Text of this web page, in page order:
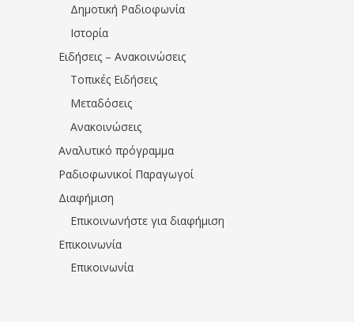
Δημοτική Ραδιοφωνία
Ιστορία
Ειδήσεις – Ανακοινώσεις
Τοπικές Ειδήσεις
Μεταδόσεις
Ανακοινώσεις
Αναλυτικό πρόγραμμα
Ραδιοφωνικοί Παραγωγοί
Διαφήμιση
Επικοινωνήστε για διαφήμιση
Επικοινωνία
Επικοινωνία